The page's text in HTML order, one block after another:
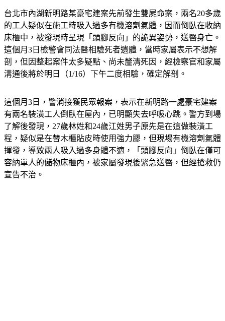
台北市內湖新明路某豪宅建案先前發生雙屍命案，兩名20多歲
的工人疑似在施工時吸入過多有機溶劑氣體，因而倒臥在收納
床櫃中，被發現時呈現「頭腳反向」的詭異姿勢，送醫身亡。
這個月3日檢警會同法醫相驗死者遺體，當時家屬表示不想解
剖，但因整起案件太多疑點、尚未釐清死因，經檢察官和家屬
溝通後將於明日（1/16）下午二度相驗，確定解剖。
這個月3日，警消接獲民眾報案，表示在新明路一處豪宅建案
有兩名裝潢工人倒臥在屋內，已明顯失去呼吸心跳。警方到場
了解後發現，27歲林姓和24歲江姓男子原先是在這做裝潢工
程，疑似是在替木櫃貼皮時使用強力膠，但現場有機溶劑氣體
揮發，導致兩人吸入過多身體不適，「頭腳反向」倒臥在僅可
容納單人的儲物床櫃內，被家屬發現後緊急送醫，但經搶救仍
宣告不治。